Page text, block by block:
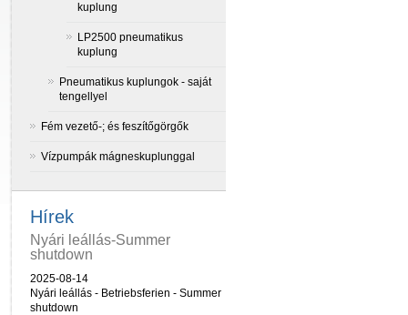
kuplung
LP2500 pneumatikus
kuplung
Pneumatikus kuplungok - saját
tengellyel
Fém vezető-; és feszítőgörgők
Vízpumpák mágneskuplunggal
Hírek
Nyári leállás-Summer
shutdown
2025-08-14
Nyári leállás - Betriebsferien - Summer
shutdown